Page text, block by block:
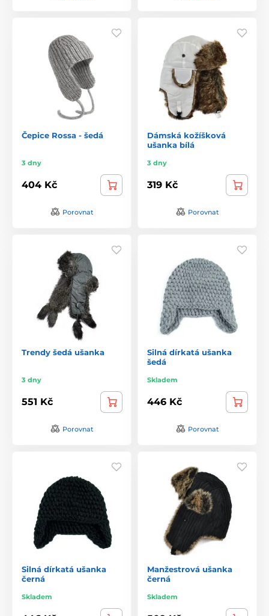
Čepice Rossa - šedá
3 dny
404 Kč
Porovnat
Dámská kožíšková
ušanka bílá
3 dny
319 Kč
Porovnat
Trendy šedá ušanka
3 dny
551 Kč
Porovnat
Silná dírkatá ušanka
šedá
Skladem
446 Kč
Porovnat
Silná dírkatá ušanka
černá
Skladem
Manžestrová ušanka
černá
Skladem